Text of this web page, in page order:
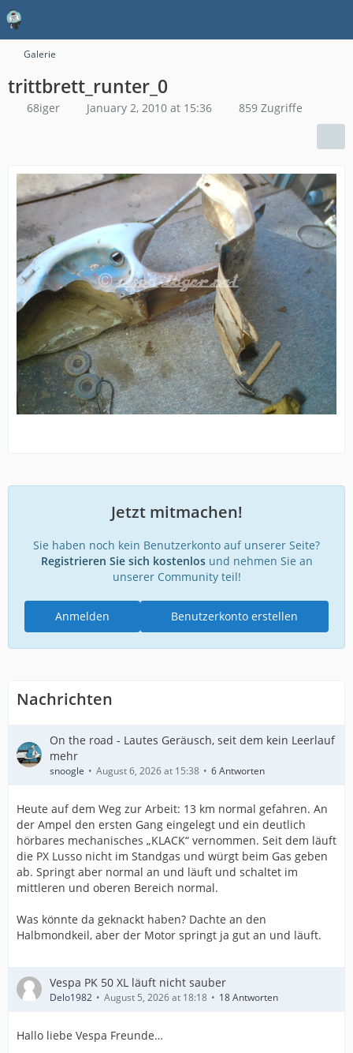
Galerie
trittbrett_runter_0
68iger January 2, 2010 at 15:36 859 Zugriffe
Jetzt mitmachen!
Sie haben noch kein Benutzerkonto auf unserer Seite?
Registrieren Sie sich kostenlosund nehmen Sie an
unserer Community teil!
Benutzerkonto erstellen
Anmelden
Nachrichten
On the road - Lautes Geräusch, seit dem kein Leerlauf
mehr
snoogle August 6, 2026 at 15:38 6 Antworten
Heute auf dem Weg zur Arbeit: 13 km normal gefahren. An
der Ampel den ersten Gang eingelegt und ein deutlich
hörbares mechanisches „KLACK“ vernommen. Seit dem läuft
die PX Lusso nicht im Standgas und würgt beim Gas geben
ab. Springt aber normal an und läuft und schaltet im
mittleren und oberen Bereich normal.
Was könnte da geknackt haben? Dachte an den
Halbmondkeil, aber der Motor springt ja gut an und läuft.
Vespa PK 50 XL läuft nicht sauber
Delo1982 August 5, 2026 at 18:18 18 Antworten
Hallo liebe Vespa Freunde…